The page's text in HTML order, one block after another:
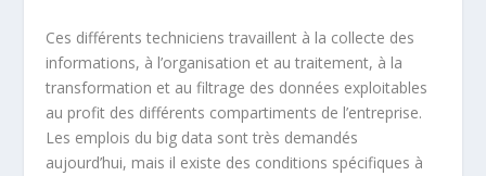
Ces différents techniciens travaillent à la collecte des
informations, à l’organisation et au traitement, à la
transformation et au filtrage des données exploitables
au profit des différents compartiments de l’entreprise.
Les emplois du big data sont très demandés
aujourd’hui, mais il existe des conditions spécifiques à